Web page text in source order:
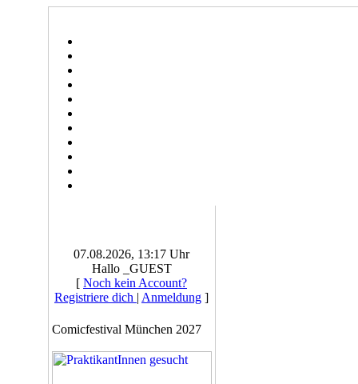
07.08.2026, 13:17 Uhr
Hallo _GUEST
[ Noch kein Account?
Registriere dich | Anmeldung ]
Comicfestival München 2027